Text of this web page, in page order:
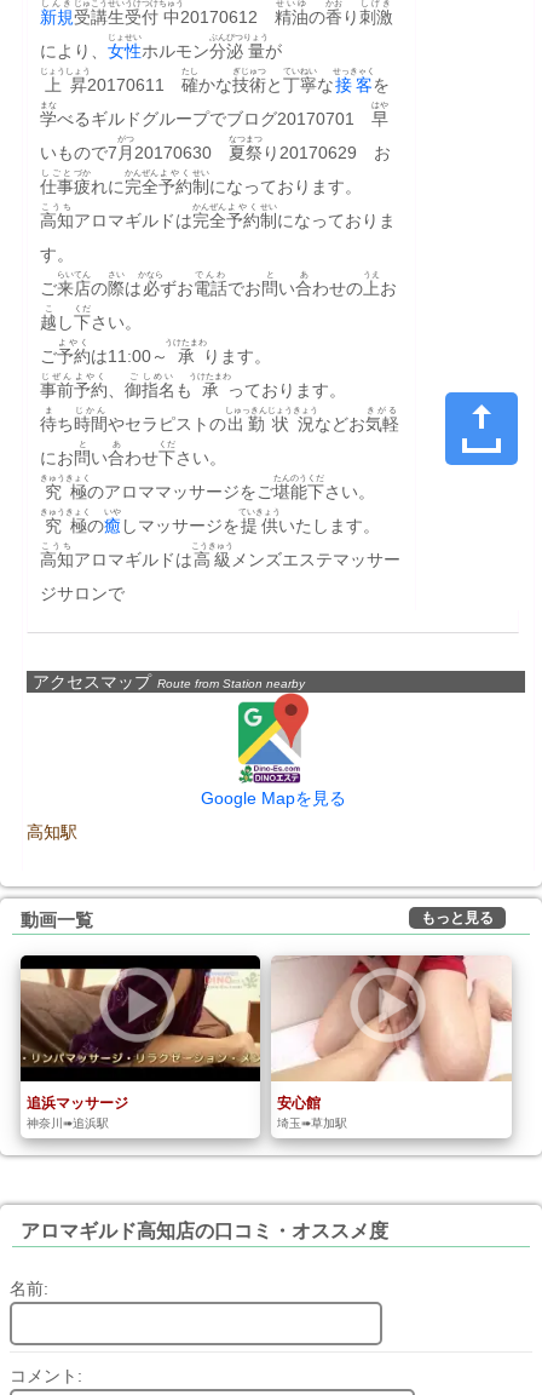
新規
しんき
受講
じゅこう
生
せい
受付
うけつけ
中
ちゅう
20170612 精油
せいゆ
の香
かお
り刺激
しげき
により、 女性
じょせい
ホルモン分泌
ぶんぴつ
量
りょう
が
上昇
じょうしょう
20170611 確
たし
かな技術
ぎじゅつ
と丁寧
ていねい
な接客
せっきゃく
を
学
まな
べるギルドグループでブログ20170701 早
はや
いもので7 月
がつ
20170630 夏
なつ
祭
まつ
り20170629　お
仕事
しごと
疲
づか
れに完全
かんぜん
予約
よやく
制
せい
になっております。
高知
こうち
アロマギルドは完全
かんぜん
予約
よやく
制
せい
になっておりま
す。
ご来店
らいてん
の際
さい
は必
かなら
ずお電話
でんわ
でお問
と
い合
あ
わせの 上
うえ
お
越
こ
し下
くだ
さい。
ご予約
よやく
は11:00～ 承
うけたまわ
ります。
事前
じぜん
予約
よやく
御
ご
指名
しめい
も 承
うけたまわ
っております。
待
ま
ち時間
じかん
やセラピストの出勤
しゅっきん
状
じょう
況
きょう
などお気軽
きがる
にお問
と
い合
あ
わせ下
くだ
さい。
究極
きゅうきょく
のアロママッサージをご堪能
たんのう
下
くだ
さい。
究極
きゅうきょく
の癒
いや
しマッサージを提供
ていきょう
いたします。
高知
こうち
アロマギルドは高級
こうきゅう
メンズエステマッサー
ジサロンで
アクセスマップ Route from Station nearby
Google Mapを見る
高知駅
動画一覧 もっと見る
追浜マッサージ
神奈川➠追浜駅
安心館
埼玉➠草加駅
アロマギルド高知店の口コミ・オススメ度
名前:
コメント: